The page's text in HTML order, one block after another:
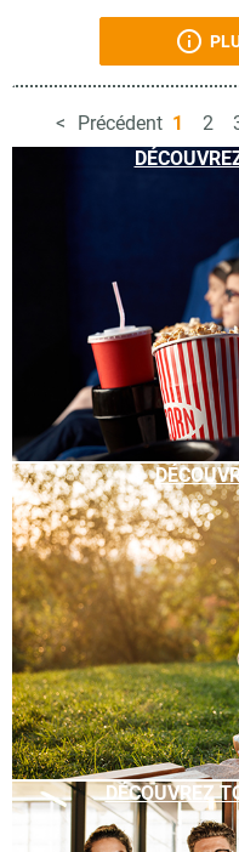
Précédent 1 2
DÉCOUVREZ